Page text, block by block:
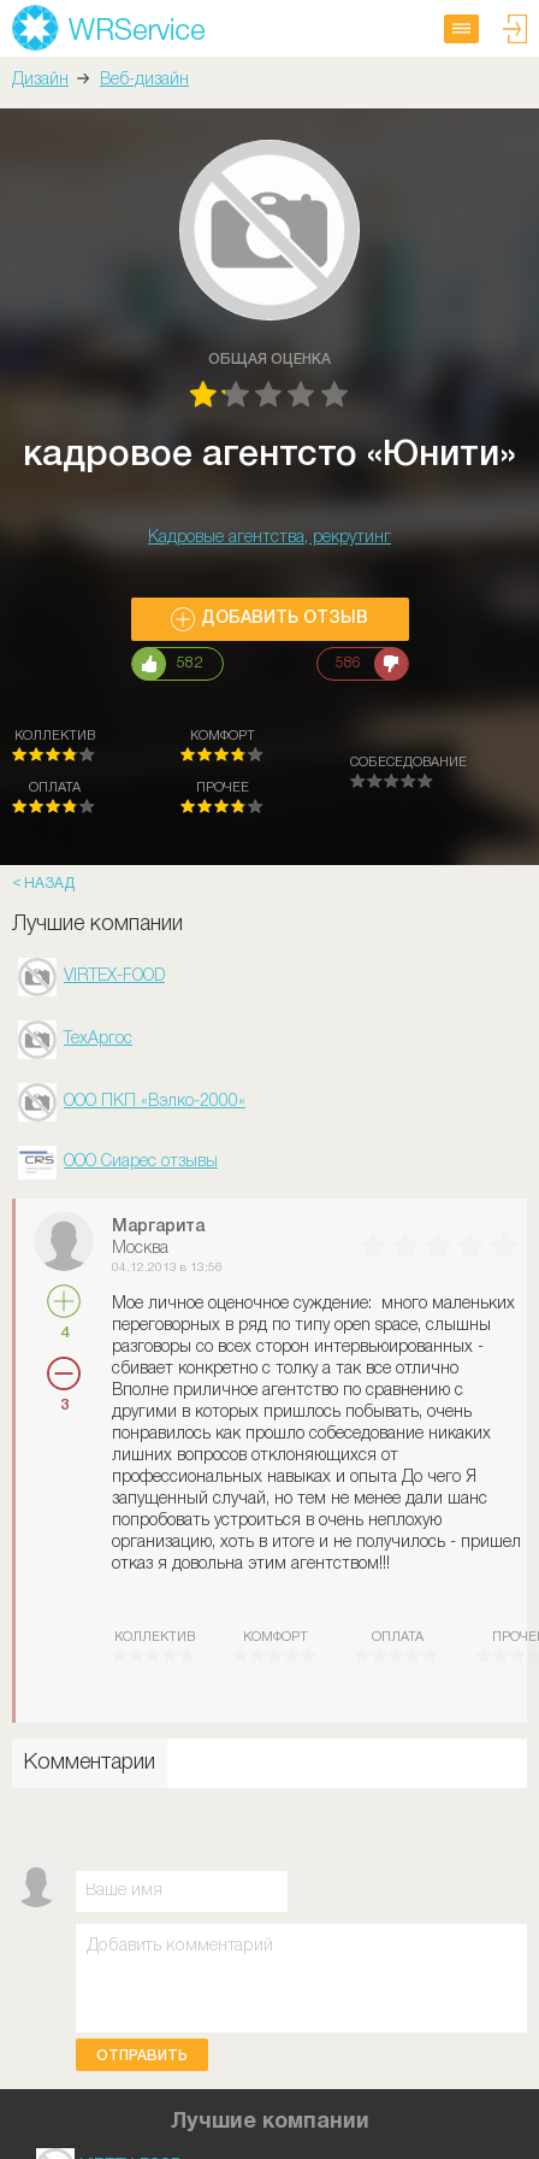
Дизайн Веб-дизайн
ОБЩАЯ ОЦЕНКА
кадровое агентсто «Юнити»
Кадровые агентства, рекрутинг
ДОБАВИТЬ ОТЗЫВ
582 586
КОЛЛЕКТИВ
ОПЛАТА
КОМФОРТ
ПРОЧЕЕ
СОБЕСЕДОВАНИЕ
НАЗАД
Лучшие компании
VIRTEX-FOOD
ТехАргос
ООО ПКП «Вэлко-2000»
ООО Сиарес отзывы
4
3
Маргарита
Москва
04.12.2013 в 13:56
Мое личное оценочное суждение: много маленьких
переговорных в ряд по типу open space, слышны
разговоры со всех сторон интервьюированных -
сбивает конкретно с толку а так все отлично
Вполне приличное агентство по сравнению с
другими в которых пришлось побывать, очень
понравилось как прошло собеседование никаких
лишних вопросов отклоняющихся от
профессиональных навыках и опыта До чего Я
запущенный случай, но тем не менее дали шанс
попробовать устроиться в очень неплохую
организацию, хоть в итоге и не получилось - пришел
отказ я довольна этим агентством!!!
КОЛЛЕКТИВ КОМФОРТ ОПЛАТА
Комментарии
ОТПРАВИТЬ
Лучшие компании